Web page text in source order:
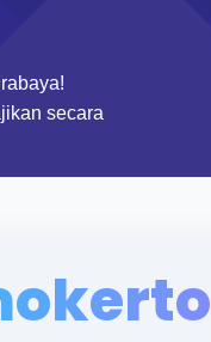
secara